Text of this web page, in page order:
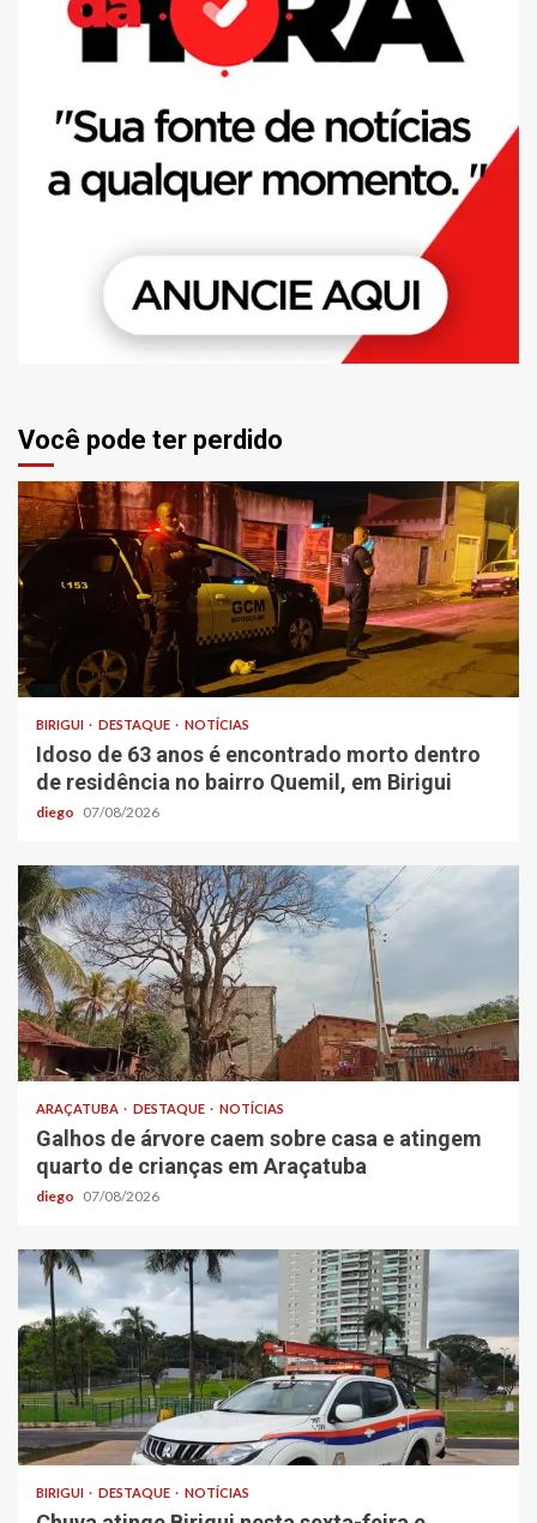
Você pode ter perdido
BIRIGUI DESTAQUE NOTÍCIAS
Idoso de 63 anos é encontrado morto dentro
de residência no bairro Quemil, em Birigui
diego 07/08/2026
ARAÇATUBA DESTAQUE NOTÍCIAS
Galhos de árvore caem sobre casa e atingem
quarto de crianças em Araçatuba
diego 07/08/2026
BIRIGUI DESTAQUE NOTÍCIAS